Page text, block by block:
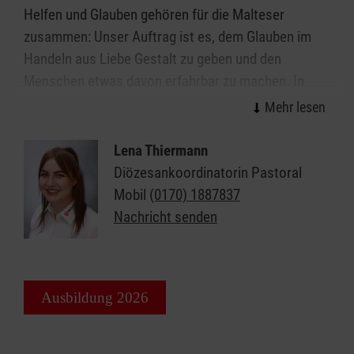
Helfen und Glauben gehören für die Malteser
zusammen: Unser Auftrag ist es, dem Glauben im
Handeln aus Liebe Gestalt zu geben und den
diesem Sinne ist das Referat Pastoral in der
Menschen.
Der Dienst der Malteser Seelsorgebegleiter ist ein
niederschwelliges ehrenamtliches Angebot für
Lebens- und Glaubensbegleitung. Malteser
Festivalseelsorgeroder begegnen Ihnen in der Stadt
oder auf Veranstaltungen.
Lena Thiermann
Diözesankoordinatorin Pastoral
Mobil (0170) 1887837
Nachricht senden
Ausbildung 2026